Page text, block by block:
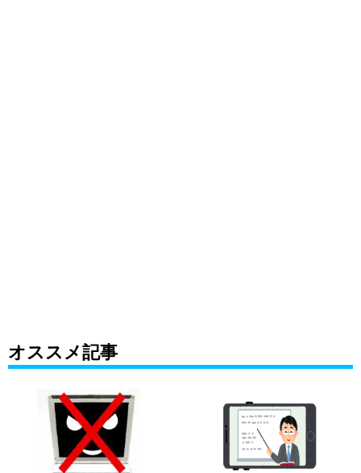
オススメ記事